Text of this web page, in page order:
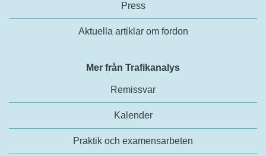
Press
Aktuella artiklar om fordon
Mer från Trafikanalys
Remissvar
Kalender
Praktik och examensarbeten